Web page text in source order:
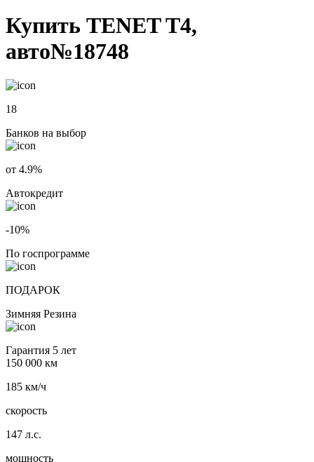
Купить TENET T4,
авто№18748
18
Банков на выбор
от 4.9%
Автокредит
-10%
По госпрограмме
ПОДАРОК
Зимняя Резина
Гарантия 5 лет
150 000 км
185 км/ч
скорость
147 л.с.
мощность